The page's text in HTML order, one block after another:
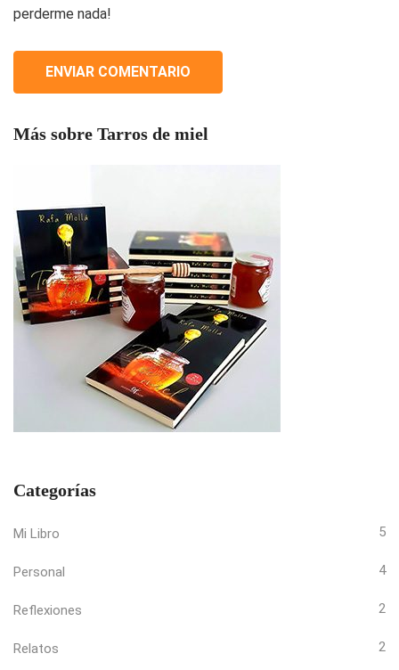
perderme nada!
Más sobre Tarros de miel
Categorías
Mi Libro 5
Personal 4
Reflexiones 2
Relatos 2